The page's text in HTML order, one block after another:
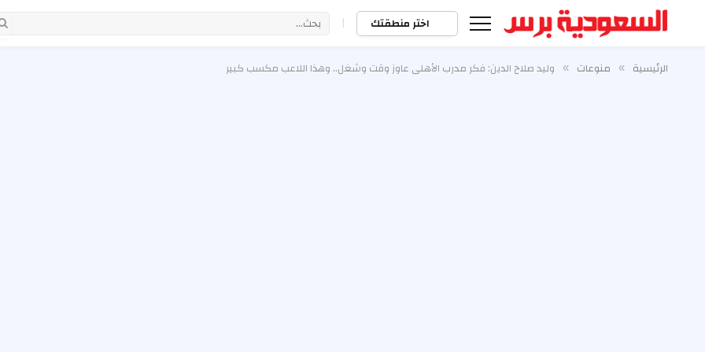
اختر منطقتك |
الرئيسية » منوعات » وليد صلاح الدين: فكر مدرب الأهلي عاوز وقت وشغل.. وهذا اللاعب مكسب كبير